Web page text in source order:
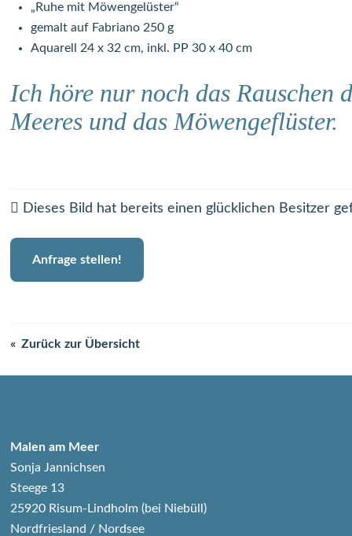
„Ruhe mit Möwengelüster“
gemalt auf Fabriano 250 g
Aquarell 24 x 32 cm, inkl. PP 30 x 40 cm
Ich höre nur noch das Rauschen
Meeres und das Möwengeflüster.
Dieses Bild hat bereits einen glücklichen Besitzer
Anfrage stellen!
Zurück zur Übersicht
Malen am Meer
Sonja Jannichsen
Steege 13
25920 Risum-Lindholm (bei Niebüll)
Nordfriesland / Nordsee